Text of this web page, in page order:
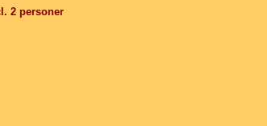
2 personer